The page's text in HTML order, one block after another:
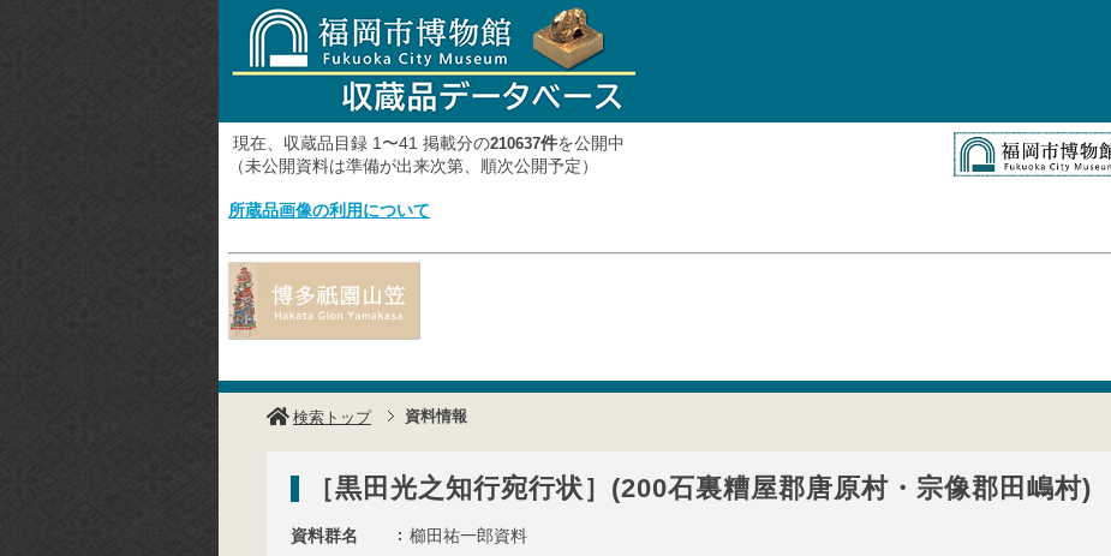
現在、収蔵品目録 1〜41 掲載分の210637件を公開中
（未公開資料は準備が出来次第、順次公開予定）
所蔵品画像の利用について
検索トップ 資料情報
［黒田光之知行宛行状］(200石裏糟屋郡唐原村・宗像郡田嶋村)
資料群名 櫛田祐一郎資料